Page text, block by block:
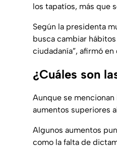
los tapatíos, más que
Según la presidenta
busca cambiar
ciudadanía”, afirmó
¿Cuáles son
Aunque se
aumentos superiores
Algunos aumentos
como la falta de